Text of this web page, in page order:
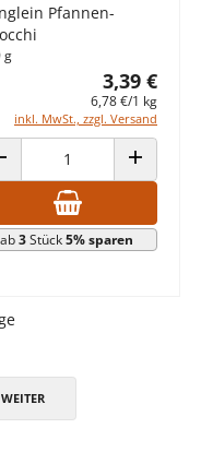
Pfannen-
g
3,39 €
6,78 €/1 kg
inkl. MwSt., zzgl. Versand
VERRINGERN ANZAHL
ab3Stück5% sparen
WEITER